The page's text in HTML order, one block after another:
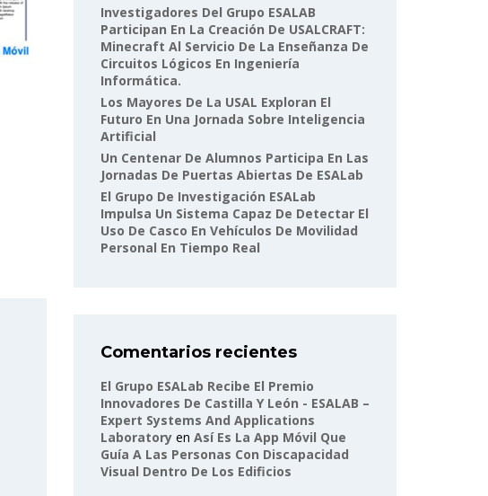
Investigadores Del Grupo ESALAB
Participan En La Creación De USALCRAFT:
Minecraft Al Servicio De La Enseñanza De
Circuitos Lógicos En Ingeniería
Informática.
Los Mayores De La USAL Exploran El
Futuro En Una Jornada Sobre Inteligencia
Artificial
Un Centenar De Alumnos Participa En Las
Jornadas De Puertas Abiertas De ESALab
El Grupo De Investigación ESALab
Impulsa Un Sistema Capaz De Detectar El
Uso De Casco En Vehículos De Movilidad
Personal En Tiempo Real
Comentarios recientes
El Grupo ESALab Recibe El Premio
Innovadores De Castilla Y León - ESALAB –
Expert Systems And Applications
Laboratory en Así Es La App Móvil Que
Guía A Las Personas Con Discapacidad
Visual Dentro De Los Edificios